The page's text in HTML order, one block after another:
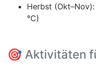
Herbst
°C)
🎯 Aktivitäten